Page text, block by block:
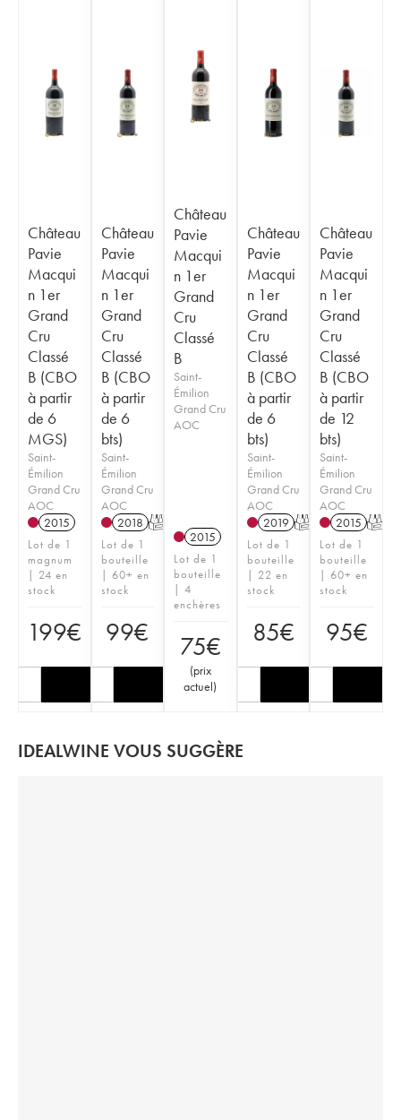
Château
Pavie
Macqui
n 1er
Grand
Cru
Classé
B (CBO
à partir
de 6
MGS)
Saint-
Émilion
Grand Cru
AOC
2015
Lot de 1
magnum
| 24 en
stock
199€
Château
Pavie
Macqui
n 1er
Grand
Cru
Classé
B (CBO
à partir
de 6
bts)
Saint-
Émilion
Grand Cru
AOC
2018 T
Lot de 1
bouteille
| 60+ en
stock
99€
Château
Pavie
Macqui
n 1er
Grand
Cru
Classé
B
Saint-
Émilion
Grand Cru
AOC
2015
Lot de 1
bouteille
| 4
enchères
75€
(prix
actuel)
Château
Pavie
Macqui
n 1er
Grand
Cru
Classé
B (CBO
à partir
de 6
bts)
Saint-
Émilion
Grand Cru
AOC
2019 T
Lot de 1
bouteille
| 22 en
stock
85€
Château
Pavie
Macqui
n 1er
Grand
Cru
Classé
B (CBO
à partir
de 12
bts)
Saint-
Émilion
Grand Cru
AOC
2015 T
Lot de 1
bouteille
| 60+ en
stock
95€
IDEALWINE VOUS SUGGÈRE